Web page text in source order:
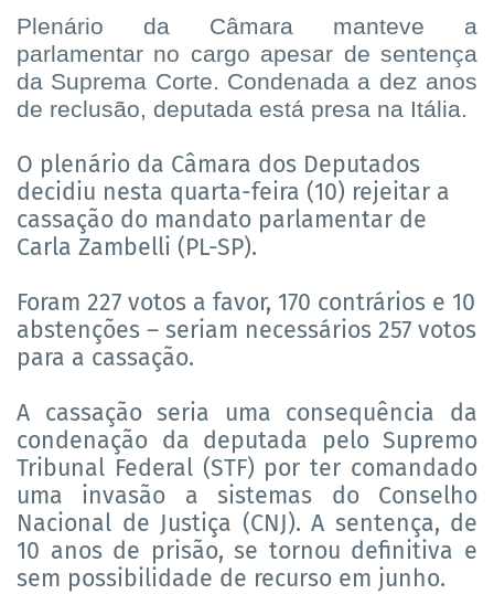
Plenário da Câmara manteve a
parlamentar no cargo apesar de sentença
da Suprema Corte. Condenada a dez anos
de reclusão, deputada está presa na Itália.
O plenário da Câmara dos Deputados
decidiu nesta quarta-feira (10) rejeitar a
cassação do mandato parlamentar de
Carla Zambelli (PL-SP).
Foram 227 votos a favor, 170 contrários e 10
abstenções – seriam necessários 257 votos
para a cassação.
A cassação seria uma consequência da
condenação da deputada pelo Supremo
Tribunal Federal (STF) por ter comandado
uma invasão a sistemas do Conselho
Nacional de Justiça (CNJ). A sentença, de
10 anos de prisão, se tornou definitiva e
sem possibilidade de recurso em junho.